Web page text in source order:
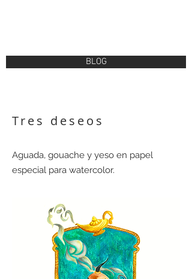
BLOG
Tres deseos
Aguada, gouache y yeso en papel
especial para watercolor.